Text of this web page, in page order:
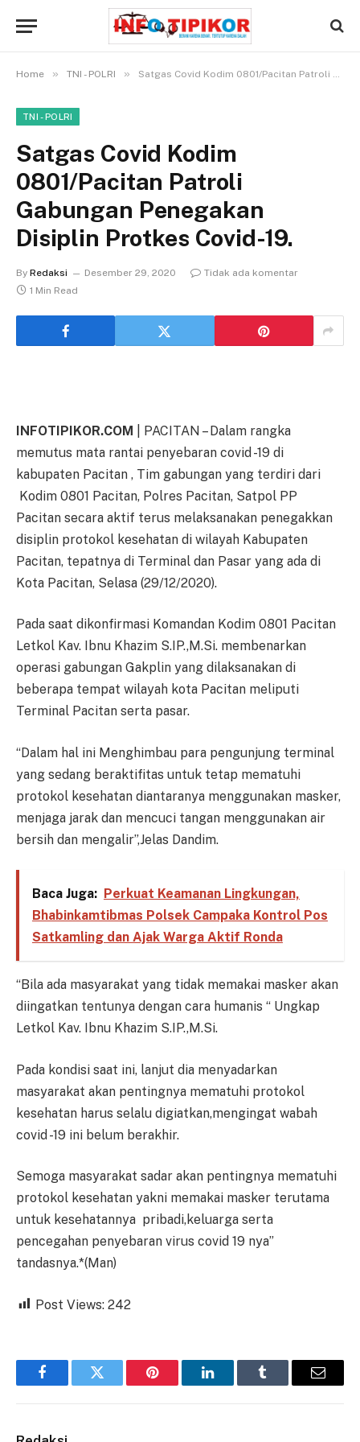
Home » TNI - POLRI » Satgas Covid Kodim 0801/Pacitan Patroli Gabungan Penegakan Disiplin Protkes Covid-19.
TNI - POLRI
Satgas Covid Kodim
0801/Pacitan Patroli
Gabungan Penegakan
Disiplin Protkes Covid-19.
By Redaksi Desember 29, 2020
Tidak ada komentar
1 Min Read
INFOTIPIKOR.COM | PACITAN – Dalam rangka
memutus mata rantai penyebaran covid -19 di
kabupaten Pacitan , Tim gabungan yang terdiri dari
Kodim 0801 Pacitan, Polres Pacitan, Satpol PP
Pacitan secara aktif terus melaksanakan penegakkan
disiplin protokol kesehatan di wilayah Kabupaten
Pacitan, tepatnya di Terminal dan Pasar yang ada di
Kota Pacitan, Selasa (29/12/2020).
Pada saat dikonfirmasi Komandan Kodim 0801 Pacitan
Letkol Kav. Ibnu Khazim S.IP.,M.Si. membenarkan
operasi gabungan Gakplin yang dilaksanakan di
beberapa tempat wilayah kota Pacitan meliputi
Terminal Pacitan serta pasar.
“Dalam hal ini Menghimbau para pengunjung terminal
yang sedang beraktifitas untuk tetap mematuhi
protokol kesehatan diantaranya menggunakan masker,
menjaga jarak dan mencuci tangan menggunakan air
bersih dan mengalir”,Jelas Dandim.
Baca Juga: Perkuat Keamanan Lingkungan,
Bhabinkamtibmas Polsek Campaka Kontrol Pos
Satkamling dan Ajak Warga Aktif Ronda
“Bila ada masyarakat yang tidak memakai masker akan
diingatkan tentunya dengan cara humanis “ Ungkap
Letkol Kav. Ibnu Khazim S.IP.,M.Si.
Pada kondisi saat ini, lanjut dia menyadarkan
masyarakat akan pentingnya mematuhi protokol
kesehatan harus selalu digiatkan,mengingat wabah
covid -19 ini belum berakhir.
Semoga masyarakat sadar akan pentingnya mematuhi
protokol kesehatan yakni memakai masker terutama
untuk kesehatannya pribadi,keluarga serta
pencegahan penyebaran virus covid 19 nya”
tandasnya.*(Man)
Post Views: 242
FacebookTwitter Pinterest LinkedInTumblr Email